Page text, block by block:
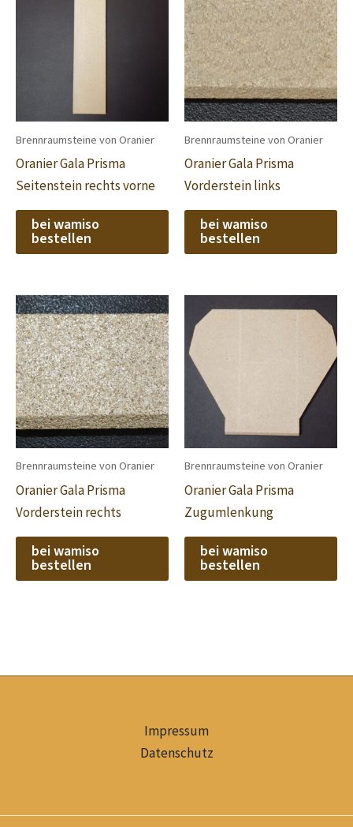
Brennraumsteine von Oranier
Oranier Gala Prisma
Seitenstein rechts vorne
bei wamiso
bestellen
Brennraumsteine von Oranier
Oranier Gala Prisma
Vorderstein links
bei wamiso
bestellen
Brennraumsteine von Oranier
Oranier Gala Prisma
Vorderstein rechts
bei wamiso
bestellen
Brennraumsteine von Oranier
Oranier Gala Prisma
Zugumlenkung
bei wamiso
bestellen
Impressum
Datenschutz